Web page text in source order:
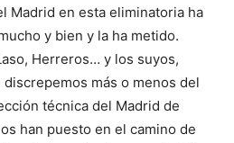
Madrid en esta eliminatoria ha
y bien y la ha metido.
Herreros… y los suyos,
discrepemos más o menos del
técnica del Madrid de
han puesto en el camino de